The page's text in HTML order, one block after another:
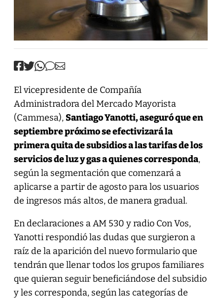
El vicepresidente de Compañía
Administradora del Mercado Mayorista
(Cammesa),Santiago Yanotti, aseguró que en
septiembre próximo se efectivizará la
primera quita de subsidios a las tarifas de los
servicios de luz y gas a quienes corresponda,
según la segmentación que comenzará a
aplicarse a partir de agosto para los usuarios
de ingresos más altos, de manera gradual.
En declaraciones a AM 530 y radio Con Vos,
Yanotti respondió las dudas que surgieron a
raíz de la aparición del nuevo formulario que
tendrán que llenar todos los grupos familiares
que quieran seguir beneficiándose del subsidio
y les corresponda, según las categorías de